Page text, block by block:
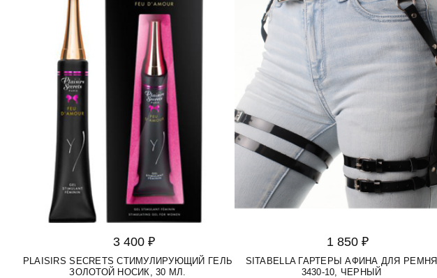
3 400 ₽
PLAISIRS SECRETS СТИМУЛИРУЮЩИЙ ГЕЛЬ
ЗОЛОТОЙ НОСИК, 30 МЛ.
1 850 ₽
SITABELLA ГАРТЕРЫ АФИНА ДЛЯ РЕМНЯ
3430-10, ЧЕРНЫЙ